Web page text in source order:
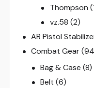
Thompson
vz.58 (2)
AR Pistol
Combat Gear
Bag & Case (8)
Belt (6)